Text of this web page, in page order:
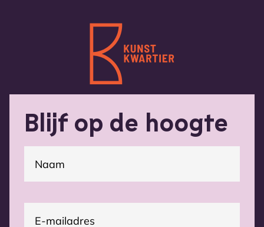
Blijf op de hoogte
E-
mailadres(Vereist)